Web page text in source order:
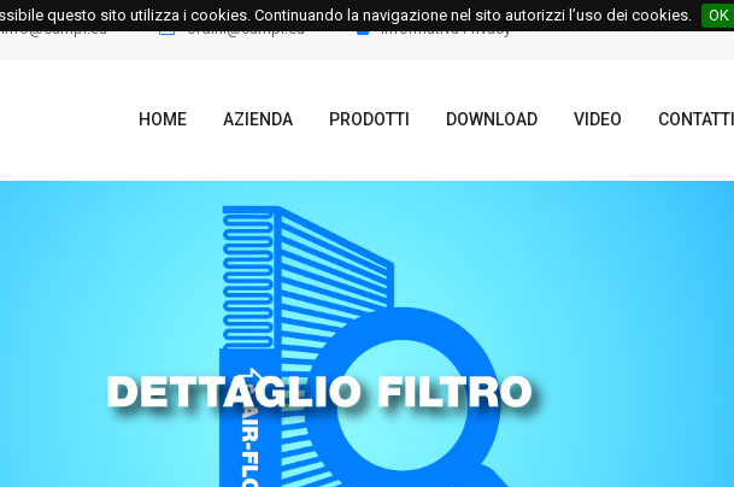
questo sito utilizza i cookies. Continuando la navigazione nel sito autorizzi l’uso dei cookies. OK
info@campi.eu ordini@campi.eu Informativa Privacy
HOME AZIENDA PRODOTTI DOWNLOAD VIDEO CONTATTI